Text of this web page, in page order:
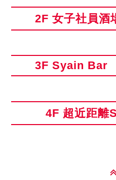
2F 女子社員
3F Syain Bar
4F 超近距離